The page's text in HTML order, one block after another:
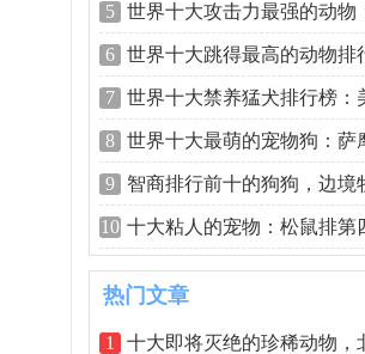
5 世界十大攻击力最强的动物：虎
6 世界十大跳得最高的动物排行：
7 世界十大禁养猛犬排行榜：美国
8 世界十大最萌的宠物狗：萨摩耶
9 智商排行前十的狗狗，边境牧羊
10 十大粘人的宠物：松鼠排第四，
热门文章
1 十大即将灭绝的珍稀动物，北部